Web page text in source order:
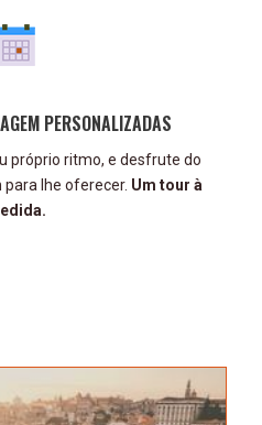
PERSONALIZADAS
próprio ritmo, e desfrute do
lhe oferecer. Um tour à